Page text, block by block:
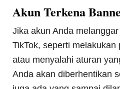
Akun Terkena
Jika akun Anda
TikTok, seperti
atau menyalahi aturan
Anda akan diberhentikan